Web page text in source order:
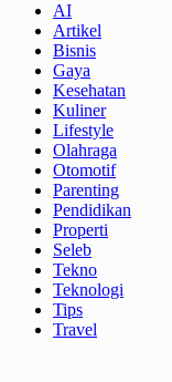
AI
Artikel
Bisnis
Gaya
Kesehatan
Kuliner
Lifestyle
Olahraga
Otomotif
Parenting
Pendidikan
Properti
Seleb
Tekno
Teknologi
Tips
Travel